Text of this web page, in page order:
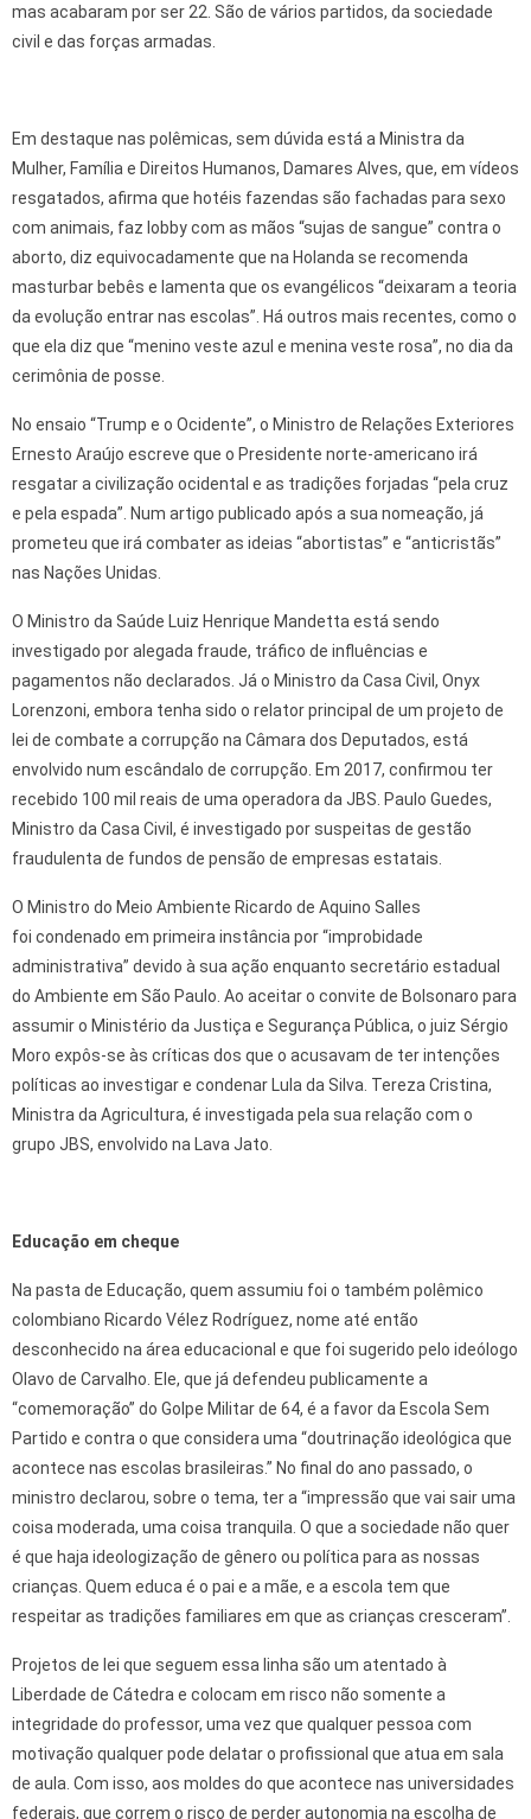
mas acabaram por ser 22. São de vários partidos, da sociedade
civil e das forças armadas.
Em destaque nas polêmicas, sem dúvida está a Ministra da
Mulher, Família e Direitos Humanos, Damares Alves, que, em vídeos
resgatados, afirma que hotéis fazendas são fachadas para sexo
com animais, faz lobby com as mãos “sujas de sangue” contra o
aborto, diz equivocadamente que na Holanda se recomenda
masturbar bebês e lamenta que os evangélicos “deixaram a teoria
da evolução entrar nas escolas”. Há outros mais recentes, como o
que ela diz que “menino veste azul e menina veste rosa”, no dia da
cerimônia de posse.
No ensaio “Trump e o Ocidente”, o Ministro de Relações Exteriores
Ernesto Araújo escreve que o Presidente norte-americano irá
resgatar a civilização ocidental e as tradições forjadas “pela cruz
e pela espada”. Num artigo publicado após a sua nomeação, já
prometeu que irá combater as ideias “abortistas” e “anticristãs”
nas Nações Unidas.
O Ministro da Saúde Luiz Henrique Mandetta está sendo
investigado por alegada fraude, tráfico de influências e
pagamentos não declarados. Já o Ministro da Casa Civil, Onyx
Lorenzoni, embora tenha sido o relator principal de um projeto de
lei de combate a corrupção na Câmara dos Deputados, está
envolvido num escândalo de corrupção. Em 2017, confirmou ter
recebido 100 mil reais de uma operadora da JBS. Paulo Guedes,
Ministro da Casa Civil, é investigado por suspeitas de gestão
fraudulenta de fundos de pensão de empresas estatais.
O Ministro do Meio Ambiente Ricardo de Aquino Salles
foi condenado em primeira instância por “improbidade
administrativa” devido à sua ação enquanto secretário estadual
do Ambiente em São Paulo. Ao aceitar o convite de Bolsonaro para
assumir o Ministério da Justiça e Segurança Pública, o juiz Sérgio
Moro expôs-se às críticas dos que o acusavam de ter intenções
políticas ao investigar e condenar Lula da Silva. Tereza Cristina,
Ministra da Agricultura, é investigada pela sua relação com o
grupo JBS, envolvido na Lava Jato.
Educação em cheque
Na pasta de Educação, quem assumiu foi o também polêmico
colombiano Ricardo Vélez Rodríguez, nome até então
desconhecido na área educacional e que foi sugerido pelo ideólogo
Olavo de Carvalho. Ele, que já defendeu publicamente a
“comemoração” do Golpe Militar de 64, é a favor da Escola Sem
Partido e contra o que considera uma “doutrinação ideológica que
acontece nas escolas brasileiras.” No final do ano passado, o
ministro declarou, sobre o tema, ter a “impressão que vai sair uma
coisa moderada, uma coisa tranquila. O que a sociedade não quer
é que haja ideologização de gênero ou política para as nossas
crianças. Quem educa é o pai e a mãe, e a escola tem que
respeitar as tradições familiares em que as crianças cresceram”.
Projetos de lei que seguem essa linha são um atentado à
Liberdade de Cátedra e colocam em risco não somente a
integridade do professor, uma vez que qualquer pessoa com
motivação qualquer pode delatar o profissional que atua em sala
de aula. Com isso, aos moldes do que acontece nas universidades
federais, que correm o risco de perder autonomia na escolha de